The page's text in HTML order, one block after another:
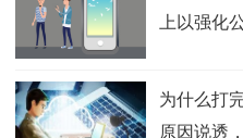
上以强化
为什么打
原因说透